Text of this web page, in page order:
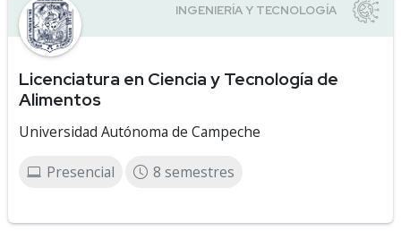
Licenciatura en Ciencia y Tecnología de
Alimentos
Universidad Autónoma de Campeche
Presencial 8 semestres